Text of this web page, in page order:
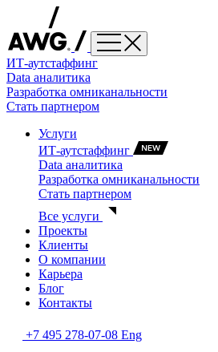
ИТ-аутстаффинг
Data аналитика
Разработка омниканальности
Стать партнером
Услуги
ИТ-аутстаффинг
Data аналитика
Разработка омниканальности
Стать партнером
Все услуги
Проекты
Клиенты
О компании
Карьера
Блог
Контакты
+7 495 278-07-08 Eng